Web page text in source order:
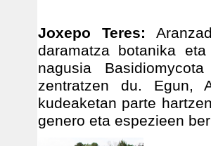
Joxepo Teres:
daramatza botanika
nagusia
zentratzen du. Egun,
kudeaketan parte
genero eta espezieen